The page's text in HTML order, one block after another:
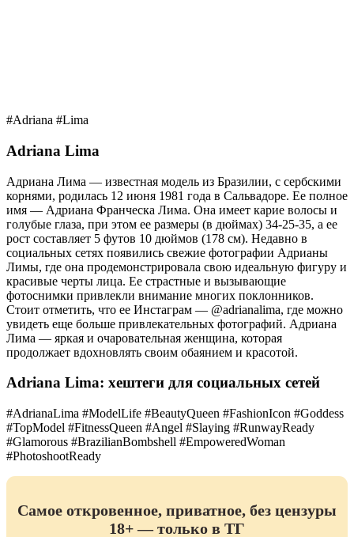
#Adriana #Lima
Adriana Lima
Адриана Лима — известная модель из Бразилии, с сербскими
корнями, родилась 12 июня 1981 года в Сальвадоре. Ее полное
имя — Адриана Франческа Лима. Она имеет карие волосы и
голубые глаза, при этом ее размеры (в дюймах) 34-25-35, а ее
рост составляет 5 футов 10 дюймов (178 см). Недавно в
социальных сетях появились свежие фотографии Адрианы
Лимы, где она продемонстрировала свою идеальную фигуру и
красивые черты лица. Ее страстные и вызывающие
фотоснимки привлекли внимание многих поклонников.
Стоит отметить, что ее Инстаграм — @adrianalima, где можно
увидеть еще больше привлекательных фотографий. Адриана
Лима — яркая и очаровательная женщина, которая
продолжает вдохновлять своим обаянием и красотой.
Adriana Lima: хештеги для социальных сетей
#AdrianaLima #ModelLife #BeautyQueen #FashionIcon #Goddess
#TopModel #FitnessQueen #Angel #Slaying #RunwayReady
#Glamorous #BrazilianBombshell #EmpoweredWoman
#PhotoshootReady
Самое откровенное, приватное, без цензуры
18+ — только в ТГ